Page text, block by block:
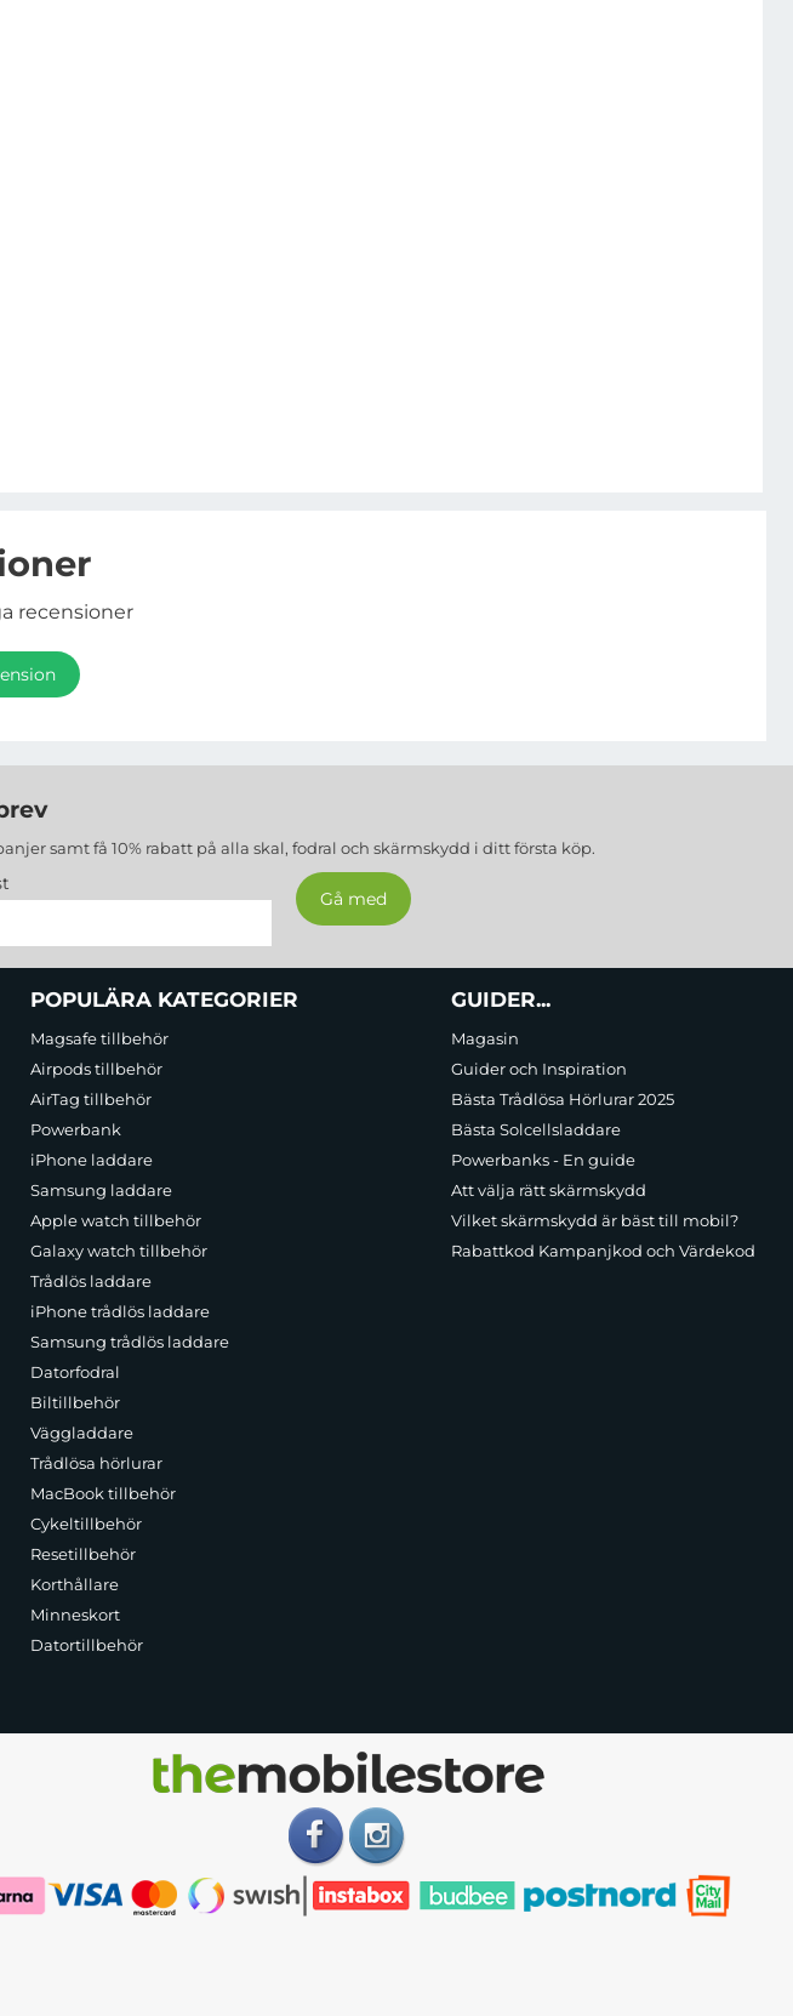
recensioner
samt få 10% rabatt på alla skal, fodral och skärmskydd i ditt första köp.
POPULÄRA KATEGORIER
Magsafe tillbehör
Airpods tillbehör
AirTag tillbehör
Powerbank
iPhone laddare
Samsung laddare
Apple watch tillbehör
Galaxy watch tillbehör
Trådlös laddare
iPhone trådlös laddare
Samsung trådlös laddare
Datorfodral
Biltillbehör
Väggladdare
Trådlösa hörlurar
MacBook tillbehör
Cykeltillbehör
Resetillbehör
Korthållare
Minneskort
Datortillbehör
GUIDER...
Magasin
Guider och Inspiration
Bästa Trådlösa Hörlurar 2025
Bästa Solcellsladdare
Powerbanks - En guide
Att välja rätt skärmskydd
Vilket skärmskydd är bäst till mobil?
Rabattkod Kampanjkod och Värdekod